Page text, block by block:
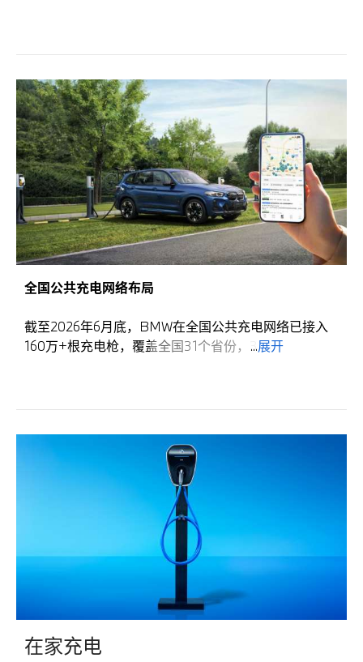
仅供参考。
全国公共充电网络布局
截至2026年6月底，BMW在全国公共充电网络已接入
160万+根充电枪，覆盖全国31个省份，360+个城市，
专属适用于BMW品牌超充站与BMW品牌目的地充电
站，保证稳定、统一的品牌服务体验。
BMW车主长享7折服务费优惠，支持提前30分钟专
属预约、功率优先分配、即插即充、无感支付，无需
电卡面额
提供50/100/200/500/1000元五档面额，满足不同
充电频率与消费习惯的需求。
BMW即时充电一卡通
使用范围
...展开
在家充电